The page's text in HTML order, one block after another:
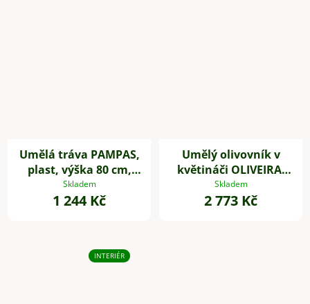
Umělá tráva PAMPAS,
plast, výška 80 cm,
zelená
Skladem
1 244 Kč
Umělý olivovník v
květináči OLIVEIRA,
plast, výška 60 cm
Skladem
2 773 Kč
INTERIÉR